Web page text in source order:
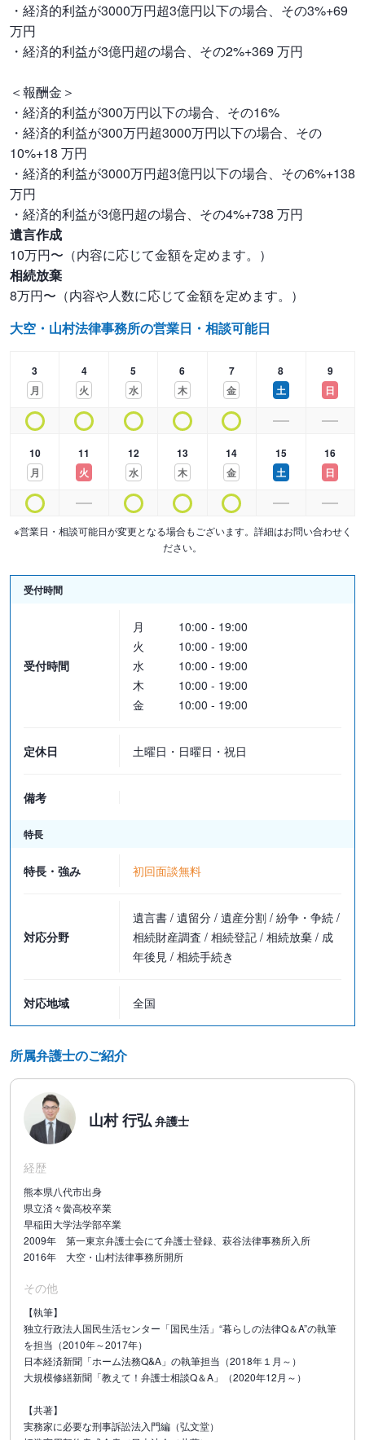
・経済的利益が3000万円超3億円以下の場合、その3%+69
万円
・経済的利益が3億円超の場合、その2%+369 万円
＜報酬金＞
・経済的利益が300万円以下の場合、その16%
・経済的利益が300万円超3000万円以下の場合、その
10%+18 万円
・経済的利益が3000万円超3億円以下の場合、その6%+138
万円
・経済的利益が3億円超の場合、その4%+738 万円
遺言作成
10万円〜（内容に応じて金額を定めます。）
相続放棄
8万円〜（内容や人数に応じて金額を定めます。）
大空・山村法律事務所の営業日・相談可能日
3
月
4
火
5
水
6
木
7
金
8
土
9
日
10
月
11
火
12
水
13
木
14
金
15
土
16
日
※営業日・相談可能日が変更となる場合もございます。詳細はお問い合わせく
ださい。
受付時間
受付時間
月
10:00 - 19:00
火
10:00 - 19:00
水
10:00 - 19:00
木
10:00 - 19:00
金
10:00 - 19:00
定休日 土曜日・日曜日・祝日
備考
特長
特長・強み 初回面談無料
対応分野
遺言書 / 遺留分 / 遺産分割 / 紛争・争続 /
相続財産調査 / 相続登記 / 相続放棄 / 成
年後見 / 相続手続き
対応地域 全国
所属弁護士のご紹介
山村 行弘 弁護士
経歴
熊本県八代市出身
県立済々黌高校卒業
早稲田大学法学部卒業
2009年 第一東京弁護士会にて弁護士登録、萩谷法律事務所入所
2016年 大空・山村法律事務所開所
その他
【執筆】
独立行政法人国民生活センター「国民生活」“暮らしの法律Q＆A”の執筆
を担当（2010年～2017年）
日本経済新聞「ホーム法務Q&A」の執筆担当（2018年１月～）
大規模修繕新聞「教えて！弁護士相談Q＆A」（2020年12月～）
【共著】
実務家に必要な刑事訴訟法入門編（弘文堂）